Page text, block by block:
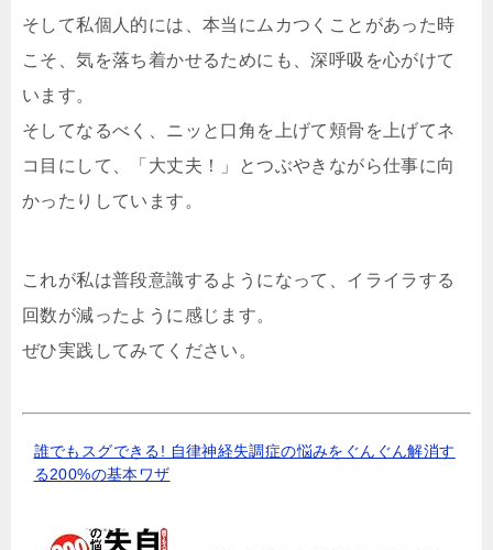
そして私個人的には、本当にムカつくことがあった時
こそ、気を落ち着かせるためにも、深呼吸を心がけて
います。
そしてなるべく、ニッと口角を上げて頬骨を上げてネ
コ目にして、「大丈夫！」とつぶやきながら仕事に向
かったりしています。
これが私は普段意識するようになって、イライラする
回数が減ったように感じます。
ぜひ実践してみてください。
誰でもスグできる! 自律神経失調症の悩みをぐんぐん解消す
る200%の基本ワザ